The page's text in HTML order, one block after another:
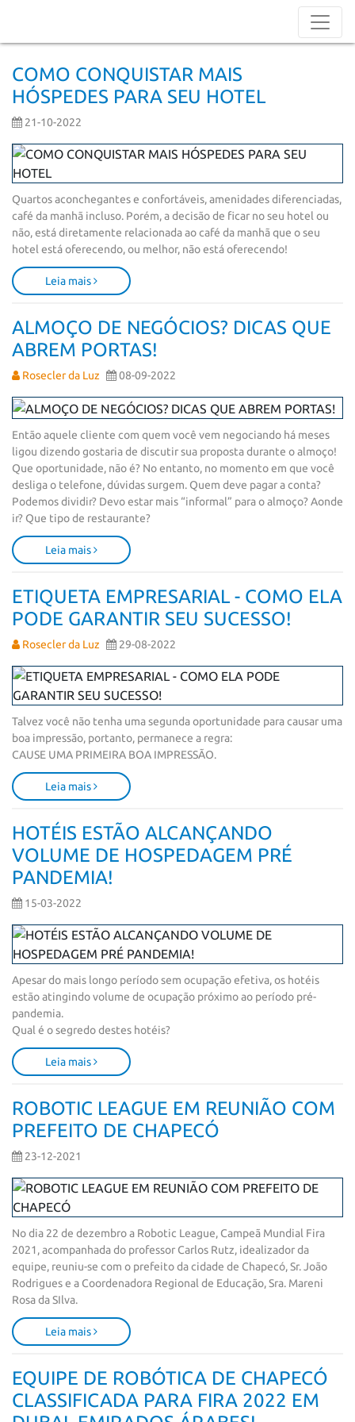
COMO CONQUISTAR MAIS
HÓSPEDES PARA SEU HOTEL
21-10-2022
Quartos aconchegantes e confortáveis, amenidades diferenciadas,
café da manhã incluso. Porém, a decisão de ficar no seu hotel ou
não, está diretamente relacionada ao café da manhã que o seu
hotel está oferecendo, ou melhor, não está oferecendo!
Leia mais
ALMOÇO DE NEGÓCIOS? DICAS QUE
ABREM PORTAS!
Rosecler da Luz 08-09-2022
Então aquele cliente com quem você vem negociando há meses
ligou dizendo gostaria de discutir sua proposta durante o almoço!
Que oportunidade, não é? No entanto, no momento em que você
desliga o telefone, dúvidas surgem. Quem deve pagar a conta?
Podemos dividir? Devo estar mais “informal” para o almoço? Aonde
ir? Que tipo de restaurante?
Leia mais
ETIQUETA EMPRESARIAL - COMO ELA
PODE GARANTIR SEU SUCESSO!
Rosecler da Luz 29-08-2022
Talvez você não tenha uma segunda oportunidade para causar uma
boa impressão, portanto, permanece a regra:
CAUSE UMA PRIMEIRA BOA IMPRESSÃO.
Leia mais
HOTÉIS ESTÃO ALCANÇANDO
VOLUME DE HOSPEDAGEM PRÉ
PANDEMIA!
15-03-2022
Apesar do mais longo período sem ocupação efetiva, os hotéis
estão atingindo volume de ocupação próximo ao período pré-
pandemia.
Qual é o segredo destes hotéis?
Leia mais
ROBOTIC LEAGUE EM REUNIÃO COM
PREFEITO DE CHAPECÓ
23-12-2021
No dia 22 de dezembro a Robotic League, Campeã Mundial Fira
2021, acompanhada do professor Carlos Rutz, idealizador da
equipe, reuniu-se com o prefeito da cidade de Chapecó, Sr. João
Rodrigues e a Coordenadora Regional de Educação, Sra. Mareni
Rosa da SIlva.
Leia mais
EQUIPE DE ROBÓTICA DE CHAPECÓ
CLASSIFICADA PARA FIRA 2022 EM